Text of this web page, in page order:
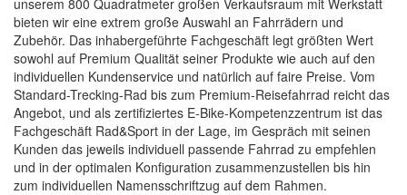
bieten wir eine extrem große Auswahl an Fahrrädern und
Zubehör. Das inhabergeführte Fachgeschäft legt größten Wert
sowohl auf Premium Qualität seiner Produkte wie auch auf den
individuellen Kundenservice und natürlich auf faire Preise. Vom
Standard-Trecking-Rad bis zum Premium-Reisefahrrad reicht das
Angebot, und als zertifiziertes E-Bike-Kompetenzzentrum ist das
Fachgeschäft Rad&Sport in der Lage, im Gespräch mit seinen
Kunden das jeweils individuell passende Fahrrad zu empfehlen
und in der optimalen Konfiguration zusammenzustellen bis hin
zum individuellen Namensschriftzug auf dem Rahmen.